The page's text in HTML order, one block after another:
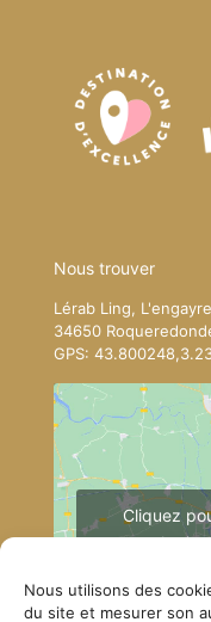
Nous utilisons des
du site et mesurer son
Nous trouver
Lérab Ling,
34650
GPS:
Cliquez